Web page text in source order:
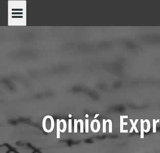
Opinión